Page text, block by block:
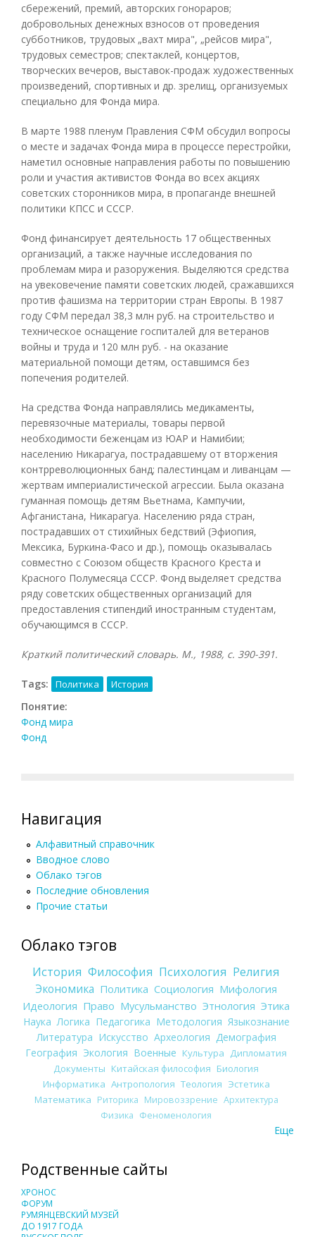
сбережений, премий, авторских гонораров;
добровольных денежных взносов от проведения
субботников, трудовых „вахт мира", „рейсов мира",
трудовых семестров; спектаклей, концертов,
творческих вечеров, выставок-продаж художественных
произведений, спортивных и др. зрелищ, организуемых
специально для Фонда мира.
В марте 1988 пленум Правления СФМ обсудил вопросы
о месте и задачах Фонда мира в процессе перестройки,
наметил основные направления работы по повышению
роли и участия активистов Фонда во всех акциях
советских сторонников мира, в пропаганде внешней
политики КПСС и СССР.
Фонд финансирует деятельность 17 общественных
организаций, а также научные исследования по
проблемам мира и разоружения. Выделяются средства
на увековечение памяти советских людей, сражавшихся
против фашизма на территории стран Европы. В 1987
году СФМ передал 38,3 млн руб. на строительство и
техническое оснащение госпиталей для ветеранов
войны и труда и 120 млн руб. - на оказание
материальной помощи детям, оставшимся без
попечения родителей.
На средства Фонда направлялись медикаменты,
перевязочные материалы, товары первой
необходимости беженцам из ЮАР и Намибии;
населению Никарагуа, пострадавшему от вторжения
контрреволюционных банд; палестинцам и ливанцам —
жертвам империалистической агрессии. Была оказана
гуманная помощь детям Вьетнама, Кампучии,
Афганистана, Никарагуа. Населению ряда стран,
пострадавших от стихийных бедствий (Эфиопия,
Мексика, Буркина-Фасо и др.), помощь оказывалась
совместно с Союзом обществ Красного Креста и
Красного Полумесяца СССР. Фонд выделяет средства
ряду советских общественных организаций для
предоставления стипендий иностранным студентам,
обучающимся в СССР.
Краткий политический словарь. М., 1988, с. 390-391.
Tags: Политика История
Понятие:
Фонд мира
Фонд
Навигация
Алфавитный справочник
Вводное слово
Облако тэгов
Последние обновления
Прочие статьи
Облако тэгов
История Философия Психология Религия
Экономика Политика Социология Мифология
Идеология Право Мусульманство Этнология Этика
Наука Логика Педагогика Методология Языкознание
Литература Искусство Археология Демография
География Экология Военные Культура
Дипломатия
Документы Китайская философия Биология
Информатика Антропология Теология Эстетика
Математика Риторика Мировоззрение Архитектура
Физика Феноменология
Еще
Родственные сайты
ХРОНОС
ФОРУМ
РУМЯНЦЕВСКИЙ МУЗЕЙ
ДО 1917 ГОДА